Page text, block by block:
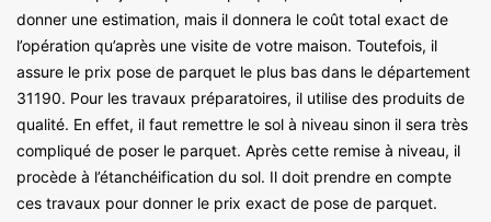
donner une estimation, mais il donnera le coût total exact de
l’opération qu’après une visite de votre maison. Toutefois, il
assure le prix pose de parquet le plus bas dans le département
31190. Pour les travaux préparatoires, il utilise des produits de
qualité. En effet, il faut remettre le sol à niveau sinon il sera très
compliqué de poser le parquet. Après cette remise à niveau, il
procède à l’étanchéification du sol. Il doit prendre en compte
ces travaux pour donner le prix exact de pose de parquet.